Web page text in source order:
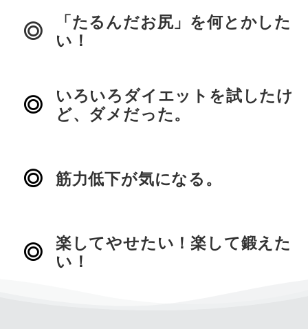
「たるんだお尻」を何とかした
い！
いろいろダイエットを試したけ
ど、ダメだった。
筋力低下が気になる。
楽してやせたい！楽して鍛えた
い！